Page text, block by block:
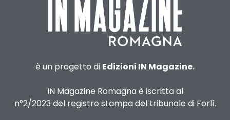
è un progetto di Edizioni IN Magazine.
IN Magazine Romagna è iscritta al
n°2/2023 del registro stampa del tribunale di Forlì.